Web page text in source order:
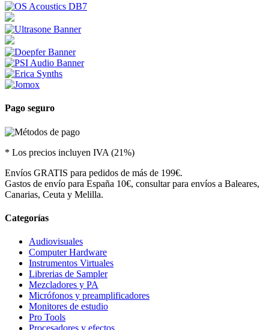
Pago seguro
* Los precios incluyen IVA (21%)
Envíos GRATIS para pedidos de más de 199€.
Gastos de envío para España 10€, consultar para envíos a Baleares,
Canarias, Ceuta y Melilla.
Categorías
Audiovisuales
Computer Hardware
Instrumentos Virtuales
Librerias de Sampler
Mezcladores y PA
Micrófonos y preamplificadores
Monitores de estudio
Pro Tools
Procesadores y efectos